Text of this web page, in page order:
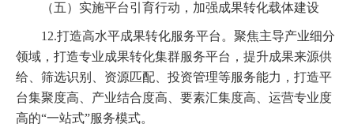
（五）实施平台引育行动，加强成果转化载体建设
12.打造高水平成果转化服务平台。聚焦主导产业细分
领域，打造专业成果转化集群服务平台，提升成果来源供
给、筛选识别、资源匹配、投资管理等服务能力，打造平
台集聚度高、产业结合度高、要素汇集度高、运营专业度
高的“一站式”服务模式。